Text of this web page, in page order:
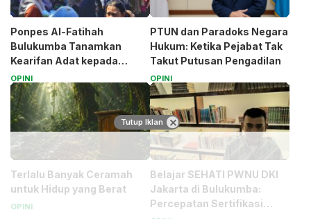
Ponpes Al-Fatihah
Bulukumba Tanamkan
Kearifan Adat kepada
Santri (Bagian 1)
OPINI
PTUN dan Paradoks Negara
Hukum: Ketika Pejabat Tak
Takut Putusan Pengadilan
OPINI
Terlalu Banyak Ceramah
untuk Hidup yang Berat
OPINI
Belajar SEHATI PWNU DKI
Jakarta di Bulukumba:
Percepatan Sertifikasi
Tutup Iklan